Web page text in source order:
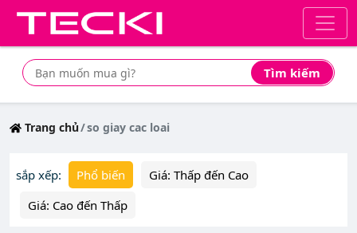
Tìm kiếm
Tìm mua sản phẩm giá rẻ nhất
Trang chủ so giay cac loai
sắp xếp: Phổ biến
Giá: Thấp đến Cao
Giá: Cao đến Thấp